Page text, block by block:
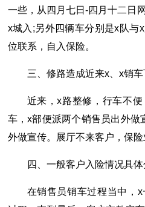
一些，从四月七日-四月十二日
x城入;另外四辆车分别是x队与
位联系，自入保险。
三、修路造成近来x、x销
近来，x路整修，行车不
车，x部便派两个销售员出外做
外做宣传。展厅不来客户，保险
四、一般客户入险情况具
在销售员销车过程当中，